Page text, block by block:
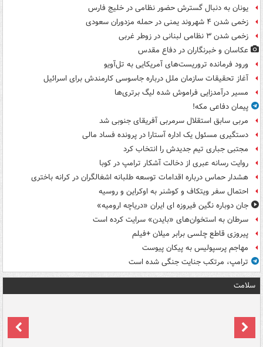
یونان به دنبال گسترش حضور نظامی در خلیج فارس
زخمی شدن ۴ شهروند یمنی در حمله مزدوران سعودی
زخمی شدن ۳ نظامی لبنانی در زوطر غربی
عکاسان و خبرنگاران در دفاع مقدس
ورود فرمانده تروریست‌های آمریکایی به تل‌آویو
آغاز تحقیقات سازمان ملل درباره جاسوسی کارمندش برای اسرائیل
مسیر درآمدزایی فراموش شده لیگ برتری‌ها
پیمان دفاعی مکه!
مربی سابق استقلال سرمربی آفریقای جنوبی شد
دستگیری مسئول یک اداره آستارا در پرونده فساد مالی
مجتبی جباری تیم جدیدش را انتخاب کرد
روایت رسانه عبری از دخالت آشکار ترامپ در کوبا
هشدار حماس درباره اقدامات توسعه طلبانه اشغالگران در کرانه باختری
احتمال سفر ویتکاف و کوشنر به اوکراین و روسیه
جان دوباره نگین فیروزه ای ایران «دریاچه ارومیه»
سرطان به استخوان‌های «بایدن» سرایت کرده است
پیروزی قاطع چلسی برابر میلان +فیلم
مهاجم پرسپولیس به پیکان پیوست
ترامپ، مرتکب جنایت جنگی شده است
سلامت